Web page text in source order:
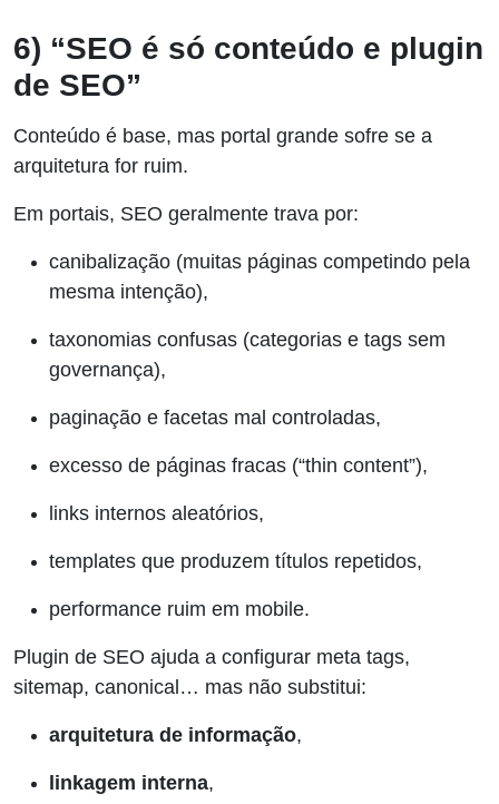
6) “SEO é só conteúdo e plugin
de SEO”
Conteúdo é base, mas portal grande sofre se a
arquitetura for ruim.
Em portais, SEO geralmente trava por:
canibalização (muitas páginas competindo pela
mesma intenção),
taxonomias confusas (categorias e tags sem
governança),
paginação e facetas mal controladas,
excesso de páginas fracas (“thin content”),
links internos aleatórios,
templates que produzem títulos repetidos,
performance ruim em mobile.
Plugin de SEO ajuda a configurar meta tags,
sitemap, canonical… mas não substitui:
arquitetura de informação,
linkagem interna,